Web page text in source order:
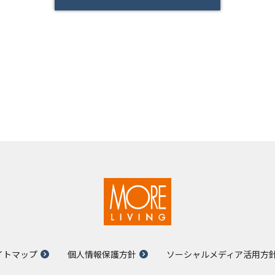
トマップ 個人情報保護方針 ソーシャルメディア活用方